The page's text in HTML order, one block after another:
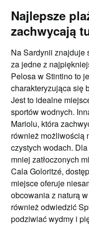
Najlepsze
zachwycają
Na Sardynii znajduje
za jedne z
Pelosa w Stintino to
charakteryzująca się
Jest to idealne
sportów wodnych.
Mariolu, która
również możliwością
czystych wodach.
mniej zatłoczonych
Cala Goloritzé,
miejsce oferuje
obcowania z naturą
również odwiedzić
podziwiać wydmy i